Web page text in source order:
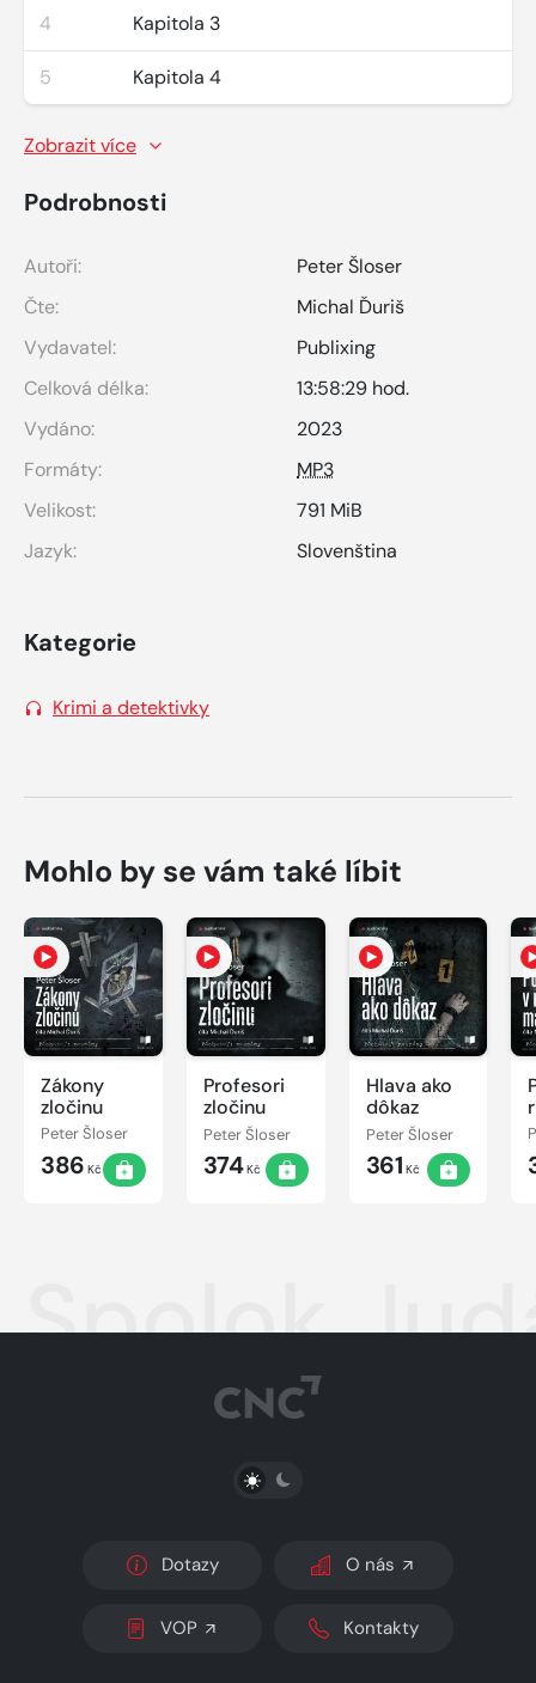
4 Kapitola 3
5 Kapitola 4
Zobrazit více
Podrobnosti
Autoři:
Peter Šloser
Čte:
Michal Ďuriš
Vydavatel:
Publixing
Celková délka:
13:58:29 hod.
Vydáno:
2023
Formáty:
MP3
Velikost:
791 MiB
Jazyk:
Slovenština
Kategorie
Krimi a detektivky
Mohlo by se vám také líbit
Zákony
zločinu
Peter Šloser
386 Kč
Profesori
zločinu
Peter Šloser
374Kč
Hlava ako
dôkaz
Peter Šloser
361 Kč
Spolok
PŘEPNOUT SVĚTLÝ/TMAVÝ REŽIM
Dotazy O nás
VOP Kontakty